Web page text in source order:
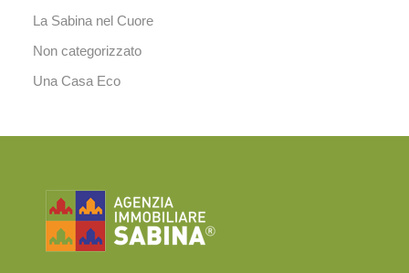
La Sabina nel Cuore
Non categorizzato
Una Casa Eco